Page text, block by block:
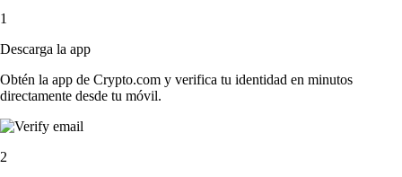
1
Descarga la app
Obtén la app de Crypto.com y verifica tu identidad en minutos
directamente desde tu móvil.
2